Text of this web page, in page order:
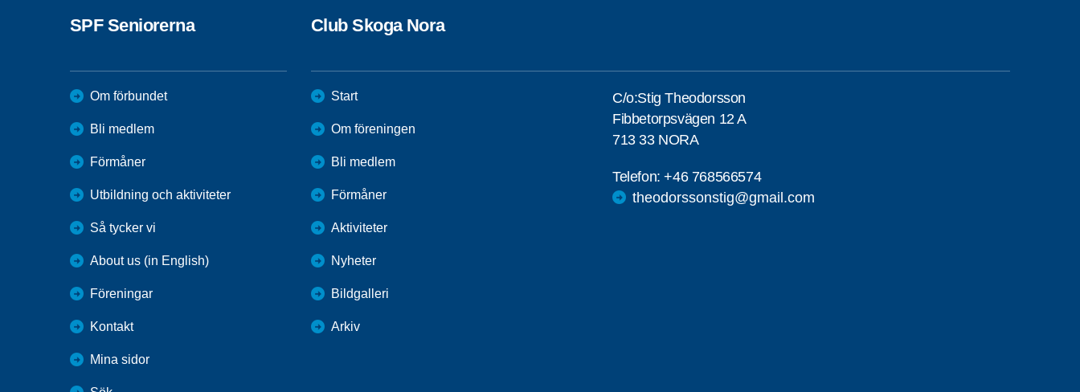
SPF Seniorerna
Om förbundet
Bli medlem
Förmåner
Utbildning och aktiviteter
Så tycker vi
About us (in English)
Föreningar
Kontakt
Mina sidor
Club Skoga Nora
Start
Om föreningen
Bli medlem
Förmåner
Aktiviteter
Nyheter
Bildgalleri
Arkiv
C/o:Stig Theodorsson
Fibbetorpsvägen 12 A
713 33 NORA
Telefon:+46 768566574
theodorssonstig@gmail.com